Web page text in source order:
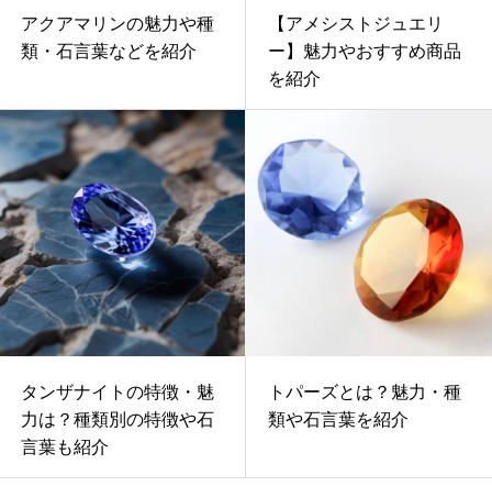
アクアマリンの魅力や種
類・石言葉などを紹介
【アメシストジュエリ
ー】魅力やおすすめ商品
を紹介
タンザナイトの特徴・魅
力は？種類別の特徴や石
言葉も紹介
トパーズとは？魅力・種
類や石言葉を紹介